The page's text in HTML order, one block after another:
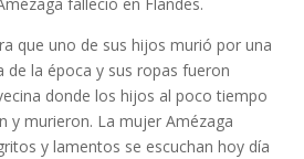
que uno de sus hijos murió por una
de la época y sus ropas fueron
donde los hijos al poco tiempo
y murieron. La mujer Amézaga
y lamentos se escuchan hoy día